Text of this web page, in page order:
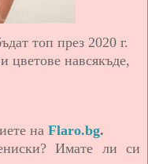
топ през 2020 г.
навсякъде,
на Flaro.bg.
Имате ли си